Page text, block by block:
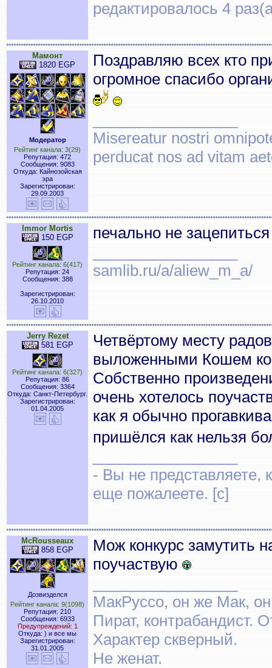
редактировалось 4
Мамонт
1820 EGP
Модератор
Рейтинг канала: 3(29)
Репутация: 472
Сообщения: 9083
Откуда: Кайнозойская
эра
Зарегистрирован:
29.09.2003
Поздравляю всех кто
огромное спасибо
Misereatur nostri
perducat nos ad vitam
Immor Mortis
150 EGP
Рейтинг канала: 6(417)
Репутация: 24
Сообщения: 388
Зарегистрирован:
26.10.2010
печально не
samlib.ru/a/aliew_m_a/
Jerry Rezet
581 EGP
Рейтинг канала: 6(327)
Репутация: 86
Сообщения: 3364
Откуда: Санкт-Петербург.
Зарегистрирован:
01.04.2005
Четвёртому месту
выложенными Кошем
Собственно
очень хотелось
как я обычно
пришёлся как нельзя
- Вы не представляете,
еще пожалеете. [c]
McRousseaux
858 EGP
Дозвизделся
Рейтинг канала: 9(1098)
Репутация: 210
Сообщения: 6933
Предупреждений: 1
Откуда: ) и все мы
Зарегистрирован:
31.01.2005
Мож конкурс замутить
поучаствую
МакРуссо, он же Мак,
Пират, контрабандист.
Характер скверный.
Не женат.